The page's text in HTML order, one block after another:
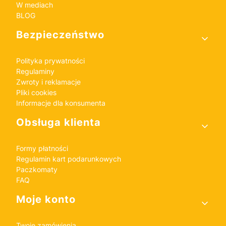
W mediach
BLOG
Bezpieczeństwo
Polityka prywatności
Regulaminy
Zwroty i reklamacje
Pliki cookies
Informacje dla konsumenta
Obsługa klienta
Formy płatności
Regulamin kart podarunkowych
Paczkomaty
FAQ
Moje konto